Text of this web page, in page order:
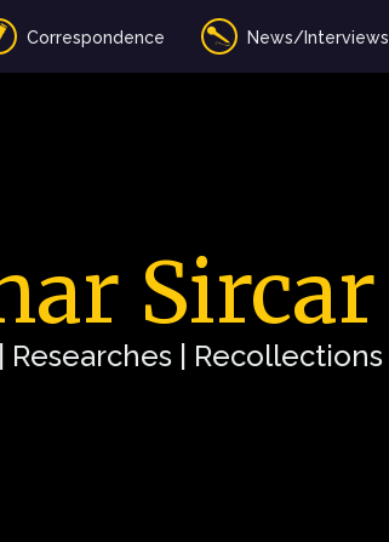
Correspondence News/Interviews
Sircar
Researches | Recollections